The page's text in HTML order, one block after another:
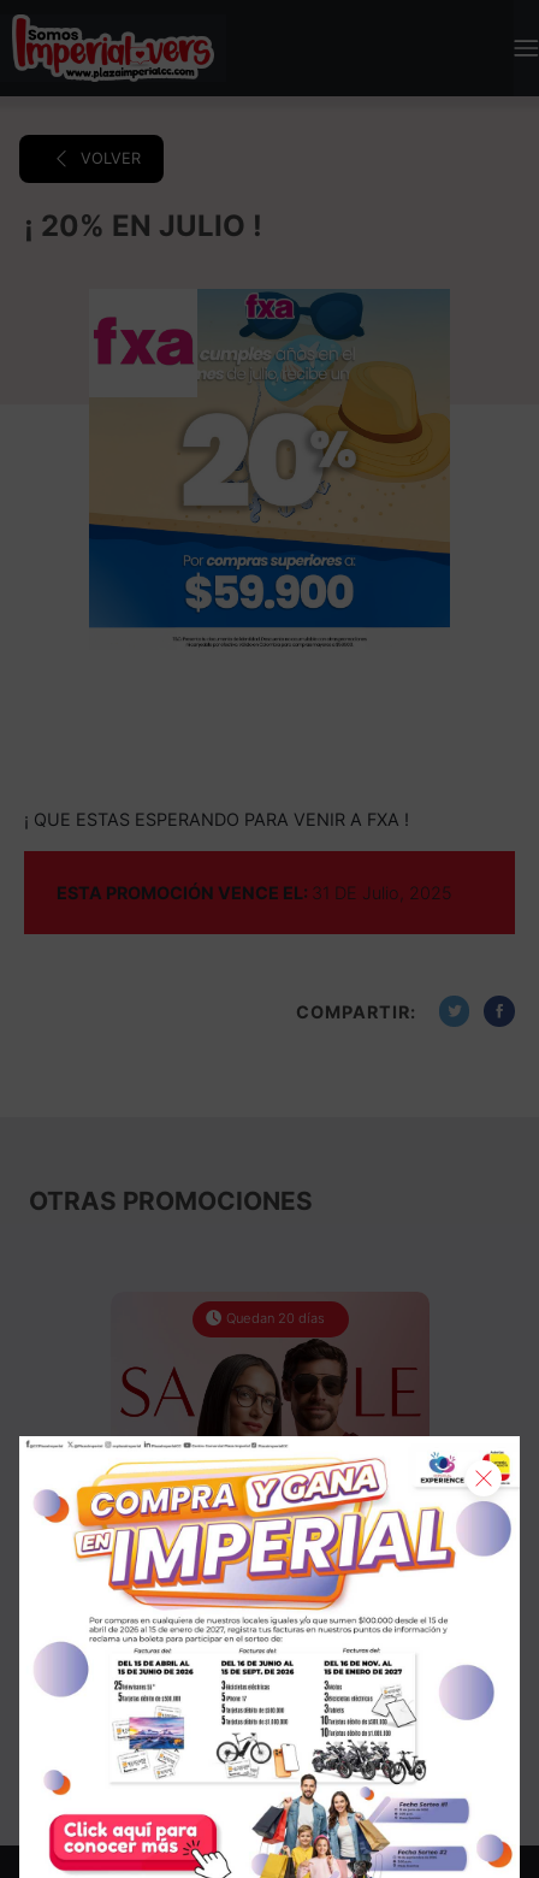
VOLVER
¡ 20% EN JULIO !
¡ QUE ESTAS ESPERANDO PARA VENIR A FXA !
ESTA PROMOCIÓN VENCE EL: 31 DE Julio, 2025
COMPARTIR:
OTRAS PROMOCIONES
Quedan 20 días
¡SALE en GMO!